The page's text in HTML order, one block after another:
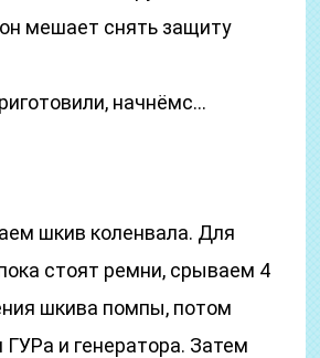
мешает снять защиту
начнёмс…
шкив коленвала. Для
стоят ремни, срываем 4
шкива помпы, потом
и генератора. Затем